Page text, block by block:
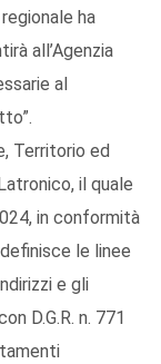
ha
all’Agenzia
al
Territorio ed
il quale
in conformità
le linee
e gli
D.G.R. n. 771